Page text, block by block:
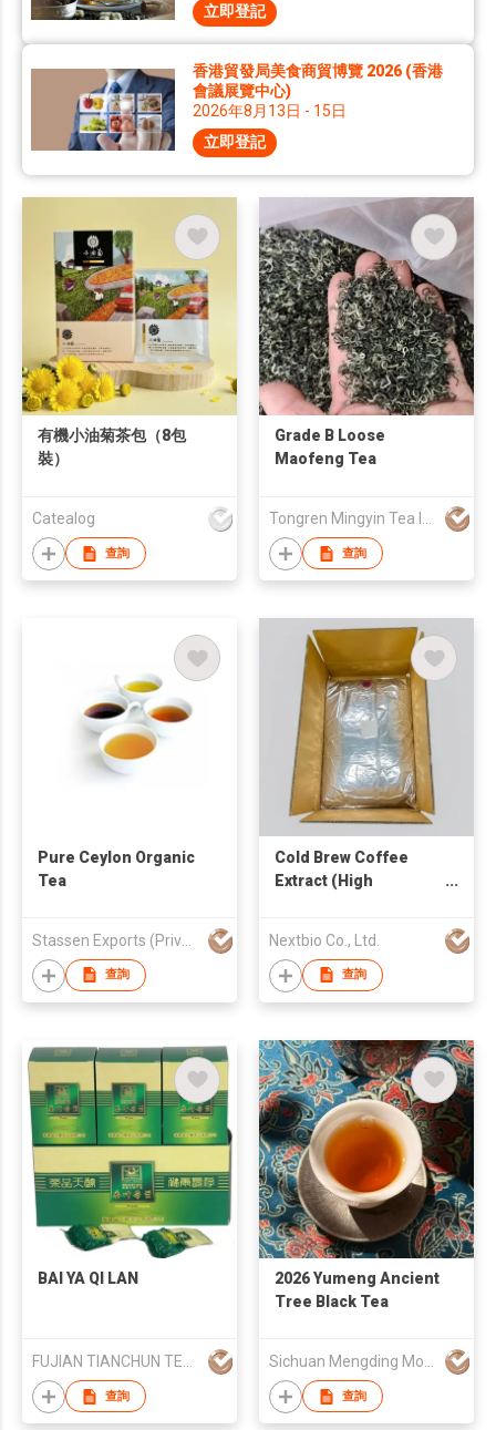
立即登記
香港貿發局美食商貿博覽 2026 (香港
會議展覽中心)
2026年8月13日 - 15日
立即登記
有機小油菊茶包（8包
裝）
Catealog
查詢
Grade B Loose
Maofeng Tea
Tongren Mingyin Tea Industry Co., Ltd.
查詢
Pure Ceylon Organic
Tea
Stassen Exports (Private) Limited
查詢
Cold Brew Coffee
Extract (High
Nextbio Co., Ltd.
查詢
BAI YA QI LAN
查詢
2026 Yumeng Ancient
Tree Black Tea
查詢